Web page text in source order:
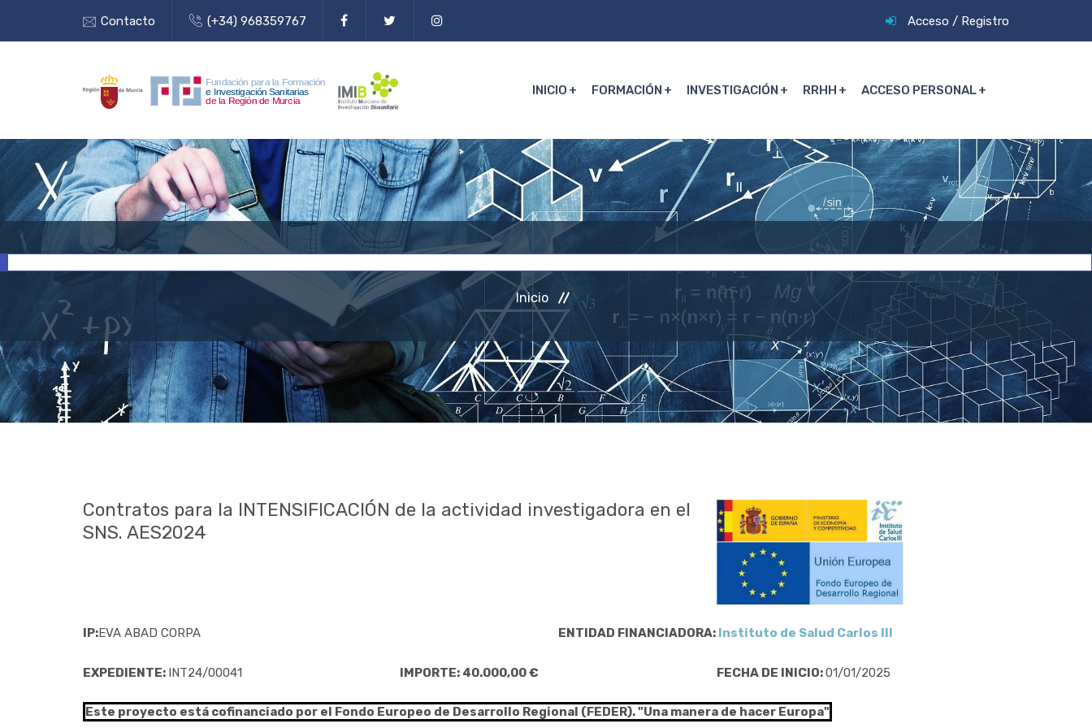
Contacto (+34) 968359767 Acceso / Registro
INICIO FORMACIÓN INVESTIGACIÓN RRHH ACCESO PERSONAL
Inicio
Contratos para la INTENSIFICACIÓN de la actividad investigadora en el
SNS. AES2024
IP:EVA ABAD CORPA ENTIDAD FINANCIADORA: Instituto de Salud Carlos III
EXPEDIENTE: INT24/00041 IMPORTE: 40.000,00 € FECHA DE INICIO:01/01/2025
Este proyecto está cofinanciado por el Fondo Europeo de Desarrollo Regional (FEDER). "Una manera de hacer Europa"